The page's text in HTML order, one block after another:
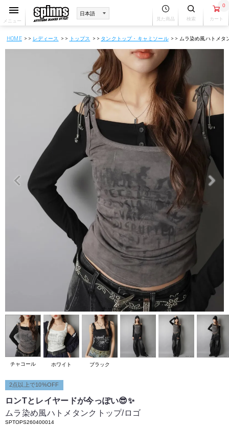
メニュー 見た商品 検索
0
カート
HOME レディース トップス タンクトップ・キャミソール ムラ染め風ハトメタ
2点以上で10%OFF
ロンTとレイヤードが今っぽい😎✨
ムラ染め風ハトメタンクトップ/ロゴ
SPTOPS260400014
チャコール
チャコール ホワイト ブラック